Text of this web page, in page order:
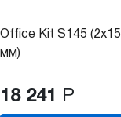
Office Kit S145 (2x15
мм)
18 241 Р